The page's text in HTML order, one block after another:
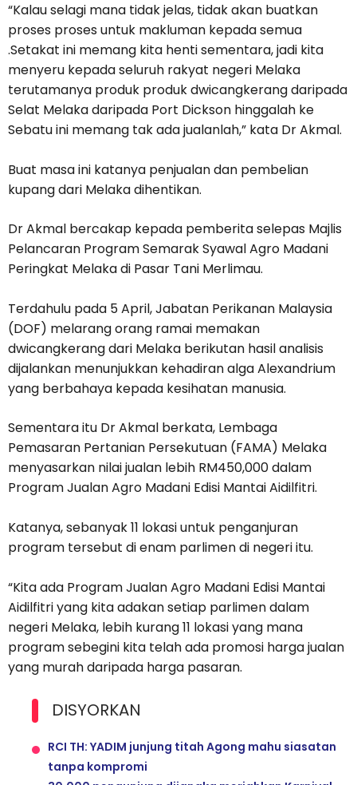
“Kalau selagi mana tidak jelas, tidak akan buatkan
proses proses untuk makluman kepada semua
.Setakat ini memang kita henti sementara, jadi kita
menyeru kepada seluruh rakyat negeri Melaka
terutamanya produk produk dwicangkerang daripada
Selat Melaka daripada Port Dickson hinggalah ke
Sebatu ini memang tak ada jualanlah,” kata Dr Akmal.
Buat masa ini katanya penjualan dan pembelian
kupang dari Melaka dihentikan.
Dr Akmal bercakap kepada pemberita selepas Majlis
Pelancaran Program Semarak Syawal Agro Madani
Peringkat Melaka di Pasar Tani Merlimau.
Terdahulu pada 5 April, Jabatan Perikanan Malaysia
(DOF) melarang orang ramai memakan
dwicangkerang dari Melaka berikutan hasil analisis
dijalankan menunjukkan kehadiran alga Alexandrium
yang berbahaya kepada kesihatan manusia.
Sementara itu Dr Akmal berkata, Lembaga
Pemasaran Pertanian Persekutuan (FAMA) Melaka
menyasarkan nilai jualan lebih RM450,000 dalam
Program Jualan Agro Madani Edisi Mantai Aidilfitri.
Katanya, sebanyak 11 lokasi untuk penganjuran
program tersebut di enam parlimen di negeri itu.
“Kita ada Program Jualan Agro Madani Edisi Mantai
Aidilfitri yang kita adakan setiap parlimen dalam
negeri Melaka, lebih kurang 11 lokasi yang mana
program sebegini kita telah ada promosi harga jualan
yang murah daripada harga pasaran.
DISYORKAN
RCI TH: YADIM junjung titah Agong mahu siasatan
tanpa kompromi